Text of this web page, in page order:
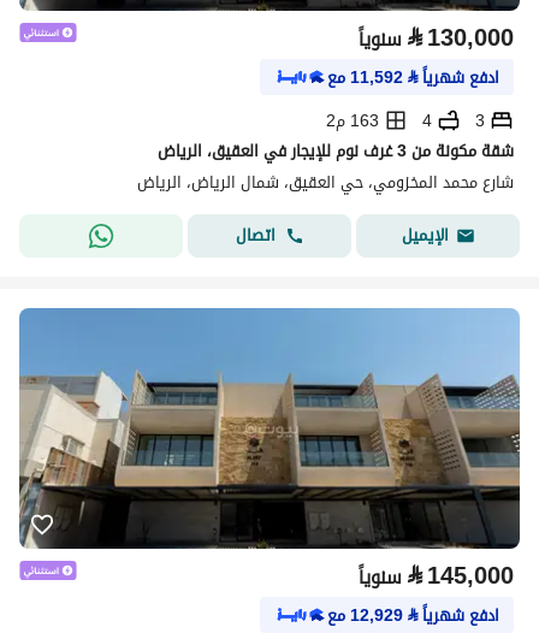
⃁130,000 سنوياً
ادفع شهرياً⃁
11,592مع
3
4
163 م2
شقة مكونة من 3 غرف نوم للإيجار في العقيق، الرياض
شارع محمد المخزومي، حي العقيق، شمال الرياض، الرياض
الإيميل
اتصال
⃁145,000 سنوياً
ادفع شهرياً⃁
12,929مع